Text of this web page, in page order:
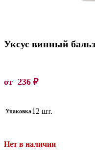
Уксус винный
от 236 ₽
Упаковка12 шт.
Нет в наличии